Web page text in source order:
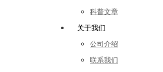
科普文章
关于我们
公司介绍
联系我们